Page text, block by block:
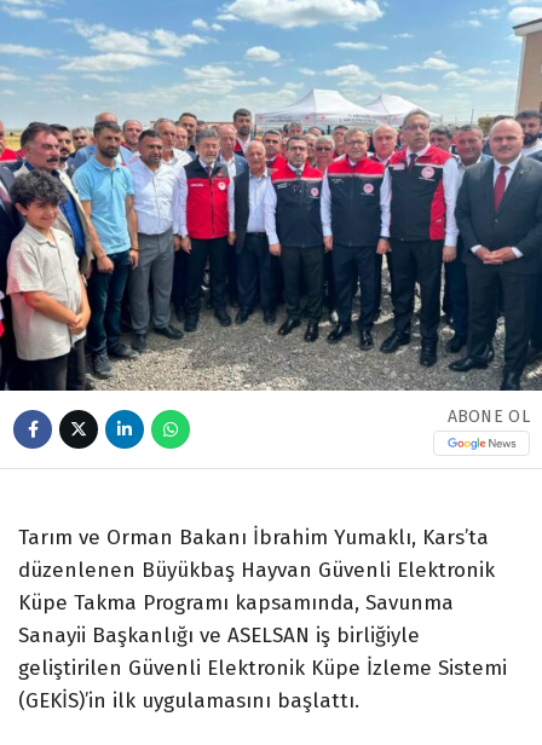
ABONE OL
Tarım ve Orman Bakanı İbrahim Yumaklı, Kars’ta
düzenlenen Büyükbaş Hayvan Güvenli Elektronik
Küpe Takma Programı kapsamında, Savunma
Sanayii Başkanlığı ve ASELSAN iş birliğiyle
geliştirilen Güvenli Elektronik Küpe İzleme Sistemi
(GEKİS)’in ilk uygulamasını başlattı.